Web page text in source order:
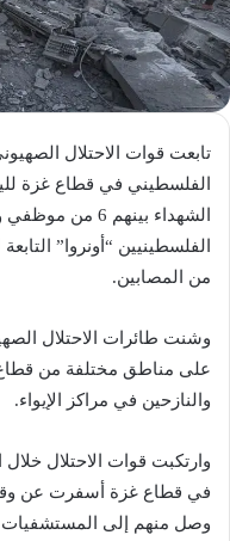
تابعت قوات الاحتلال
الشهداء بينهم
الفلسطينيين “أونروا”
من المصابين.
وشنت طائرات الاحتلال
على مناطق مختلفة من قطاع
والنازحين في مراكز الإيواء.
في قطاع غزة أسفرت عن
وصل منهم إلى المستشفيات 64 شهيدًا و104 إصابات.